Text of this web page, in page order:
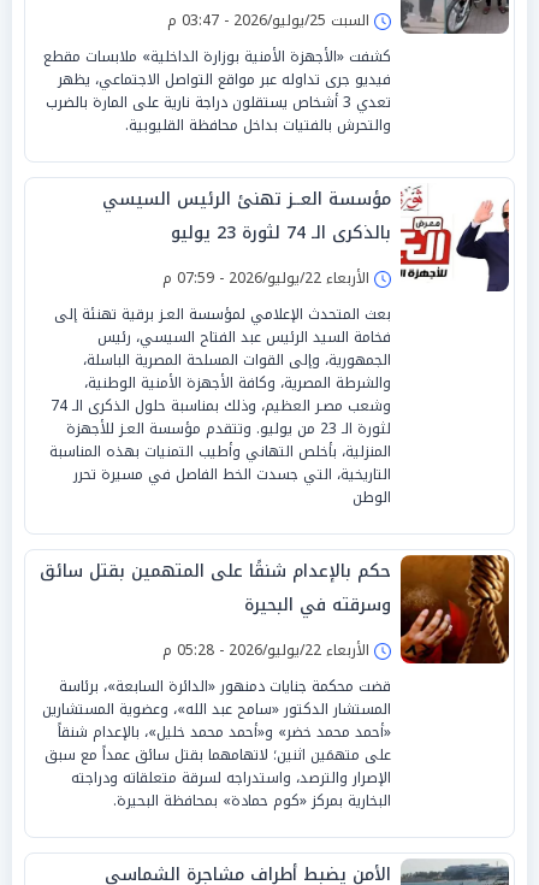
السبت 25/يوليو/2026 - 03:47 م
كشفت «الأجهزة الأمنية بوزارة الداخلية» ملابسات مقطع
فيديو جرى تداوله عبر مواقع التواصل الاجتماعي، يظهر
تعدي 3 أشخاص يستقلون دراجة نارية على المارة بالضرب
والتحرش بالفتيات بداخل محافظة القليوبية.
مؤسسة العــز تهنئ الرئيس السيسي
بالذكرى الـ 74 لثورة 23 يوليو
الأربعاء 22/يوليو/2026 - 07:59 م
بعث المتحدث الإعلامي لمؤسسة العـز برقية تهنئة إلى
فخامة السيد الرئيس عبد الفتاح السيسي، رئيس
الجمهورية، وإلى القوات المسلحة المصرية الباسلة،
والشرطة المصرية، وكافة الأجهزة الأمنية الوطنية،
وشعب مصـر العظيم، وذلك بمناسبة حلول الذكرى الـ 74
لثورة الـ 23 من يوليو. وتتقدم مؤسسة العـز للأجهزة
المنزلية، بأخلص التهاني وأطيب التمنيات بهذه المناسبة
التاريخية، التي جسدت الخط الفاصل في مسيرة تحرر
الوطن
حكم بالإعدام شنقًا على المتهمين بقتل سائق
وسرقته في البحيرة
الأربعاء 22/يوليو/2026 - 05:28 م
قضت محكمة جنايات دمنهور «الدائرة السابعة»، برئاسة
المستشار الدكتور «سامح عبد الله»، وعضوية المستشارين
«أحمد محمد خضر» و«أحمد محمد خليل»، بالإعدام شنقاً
على متهمَين اثنين؛ لاتهامهما بقتل سائق عمداً مع سبق
الإصرار والترصد، واستدراجه لسرقة متعلقاته ودراجته
البخارية بمركز «كوم حمادة» بمحافظة البحيرة.
الأمن يضبط أطراف مشاجرة الشماسي